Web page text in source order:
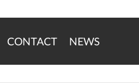
CONTACT NEWS